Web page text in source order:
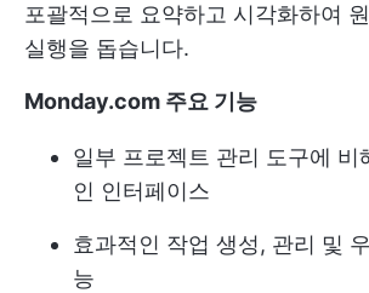
포괄적으로 요약하고 시각화하여
실행을 돕습니다.
Monday.com 주요 기능
일부 프로젝트 관리 도구에 비
인 인터페이스
효과적인 작업 생성, 관리 및
능